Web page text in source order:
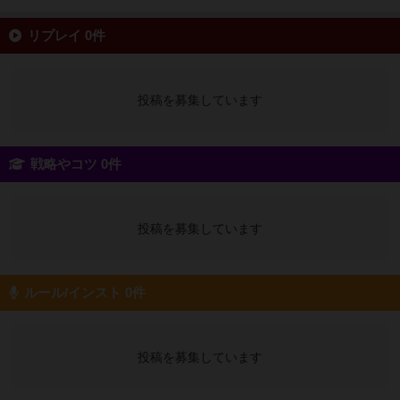
リプレイ 0件
投稿を募集しています
戦略やコツ 0件
投稿を募集しています
ルール/インスト 0件
投稿を募集しています